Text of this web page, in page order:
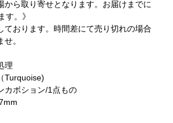
から取り寄せとなります。お届けまでに
す。》
ております。時間差にて売り切れの場合
。
理
Turquoise)
カボション/1点もの